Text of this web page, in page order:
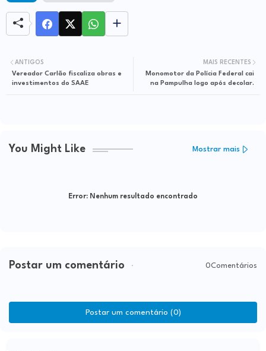
MAIS RECENTES
Monomotor da Polícia Federal cai
na Pampulha logo após decolar.
ANTIGOS
Vereador Carlão fiscaliza obras e
investimentos do SAAE
You Might Like Mostrar mais
Error: Nenhum resultado encontrado
Postar um comentário 0Comentários
Postar um comentário (0)